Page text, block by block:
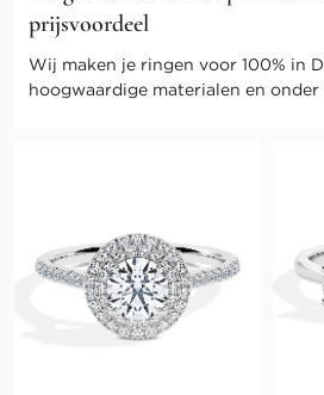
prijsvoordeel
Wij maken je ringen voor 100% in
hoogwaardige materialen en